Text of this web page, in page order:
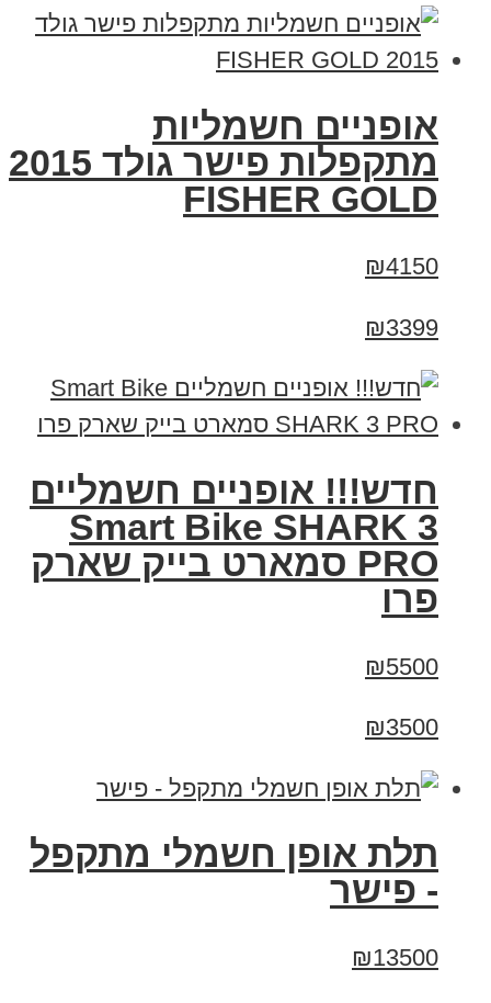
אופניים חשמליות
מתקפלות פישר גולד 2015
FISHER GOLD
₪4150
₪3399
חדש!!! אופניים חשמליים
Smart Bike SHARK 3
PRO סמארט בייק שארק
פרו
₪5500
₪3500
תלת אופן חשמלי מתקפל
- פישר
₪13500